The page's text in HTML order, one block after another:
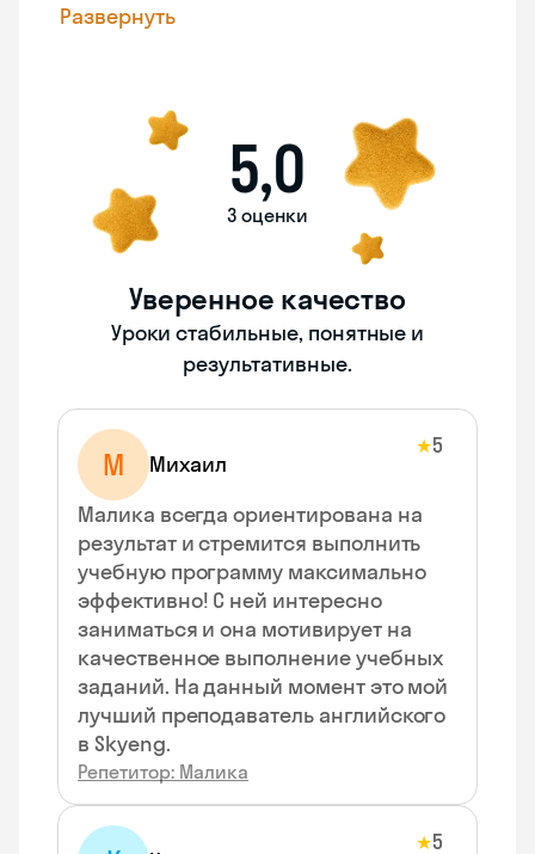
Развернуть
5,0
3 оценки
Уверенное качество
Уроки стабильные, понятные и
результативные.
М Михаил
★5
Малика всегда ориентирована на
результат и стремится выполнить
учебную программу максимально
эффективно! С ней интересно
заниматься и она мотивирует на
качественное выполнение учебных
заданий. На данный момент это мой
лучший преподаватель английского
в Skyeng.
Репетитор: Малика
★5